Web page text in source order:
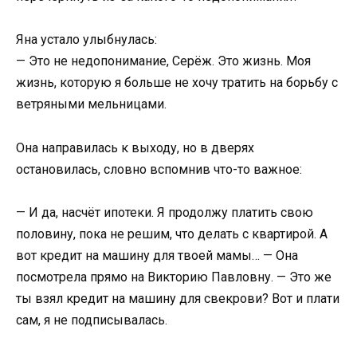
Яна устало улыбнулась:
— Это не недопонимание, Серёж. Это жизнь. Моя
жизнь, которую я больше не хочу тратить на борьбу с
ветряными мельницами.
Она направилась к выходу, но в дверях
остановилась, словно вспомнив что-то важное:
— И да, насчёт ипотеки. Я продолжу платить свою
половину, пока не решим, что делать с квартирой. А
вот кредит на машину для твоей мамы… — Она
посмотрела прямо на Викторию Павловну. — Это же
ты взял кредит на машину для свекрови? Вот и плати
сам, я не подписывалась.